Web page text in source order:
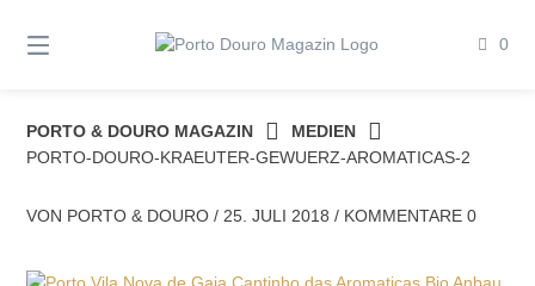
zum
Inhalt
0
PORTO & DOURO MAGAZIN
MEDIEN
PORTO-DOURO-KRAEUTER-GEWUERZ-AROMATICAS-2
VON PORTO & DOURO / 25. JULI 2018 / KOMMENTARE 0